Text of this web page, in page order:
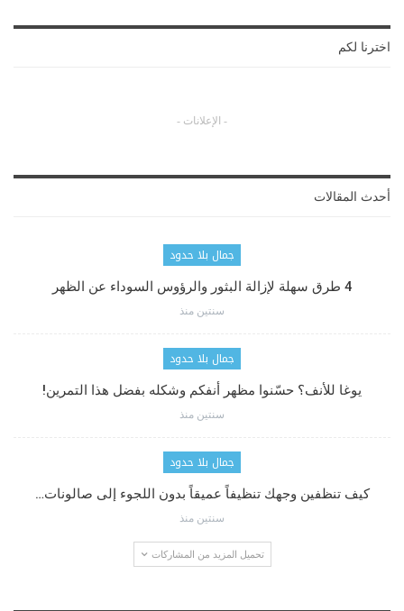
اخترنا لكم
- الإعلانات -
أحدث المقالات
جمال بلا حدود
4 طرق سهلة لإزالة البثور والرؤوس السوداء عن الظهر
سنتين منذ
جمال بلا حدود
يوغا للأنف؟ حسّنوا مظهر أنفكم وشكله بفضل هذا التمرين!
سنتين منذ
جمال بلا حدود
كيف تنظفين وجهك تنظيفاً عميقاً بدون اللجوء إلى صالونات…
سنتين منذ
تحميل المزيد من المشاركات